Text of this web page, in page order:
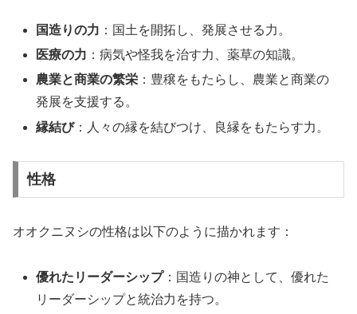
国造りの力 ：国土を開拓し、発展させる力。
医療の力 ：病気や怪我を治す力、薬草の知識。
農業と商業の繁栄 ：豊穣をもたらし、農業と商業の
発展を支援する。
縁結び：人々の縁を結びつけ、良縁をもたらす力。
性格
オオクニヌシの性格は以下のように描かれます：
優れたリーダーシップ：国造りの神として、優れた
リーダーシップと統治力を持つ。